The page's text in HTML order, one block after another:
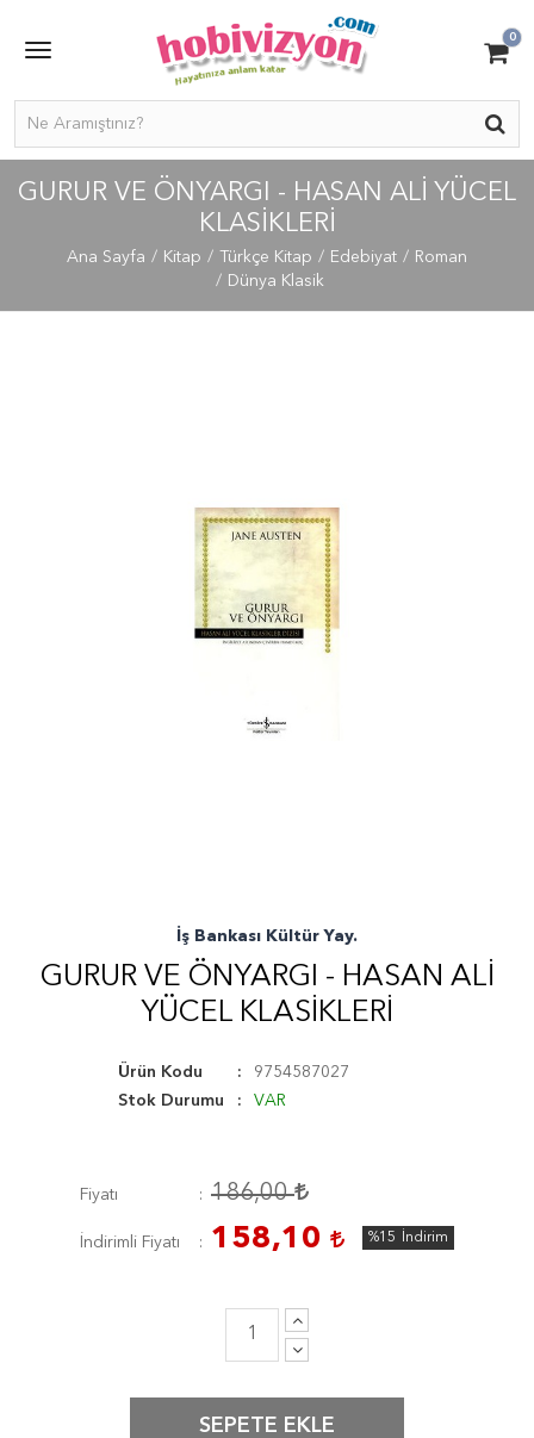
0
GURUR VE ÖNYARGI - HASAN ALI YÜCEL
KLASIKLERI
Ana Sayfa Kitap Türkçe Kitap Edebiyat
Roman
Dünya Klasik
İş Bankası Kültür Yay.
GURUR VE ÖNYARGI - HASAN ALI
YÜCEL KLASIKLERI
Ürün Kodu
9754587027
Stok Durumu
VAR
Fiyatı 186,00
İndirimli Fiyatı 158,10 %15 İndirim
SEPETE EKLE